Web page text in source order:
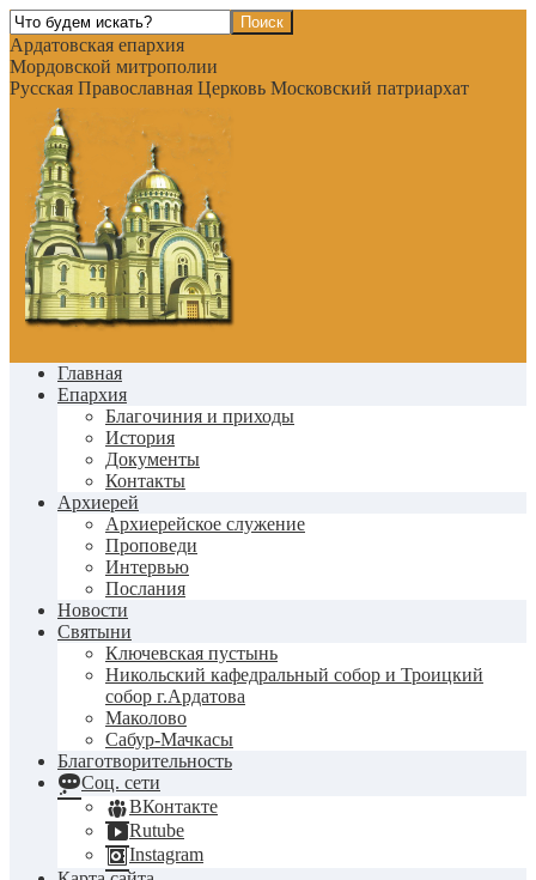
Ардатовская епархия
Мордовской митрополии
Русская Православная Церковь Московский патриархат
Главная
Епархия
Благочиния и приходы
История
Документы
Контакты
Архиерей
Архиерейское служение
Проповеди
Интервью
Послания
Новости
Святыни
Ключевская пустынь
Никольский кафедральный собор и Троицкий
собор г.Ардатова
Маколово
Сабур-Мачкасы
Благотворительность
Соц. сети
ВКонтакте
Rutube
Instagram